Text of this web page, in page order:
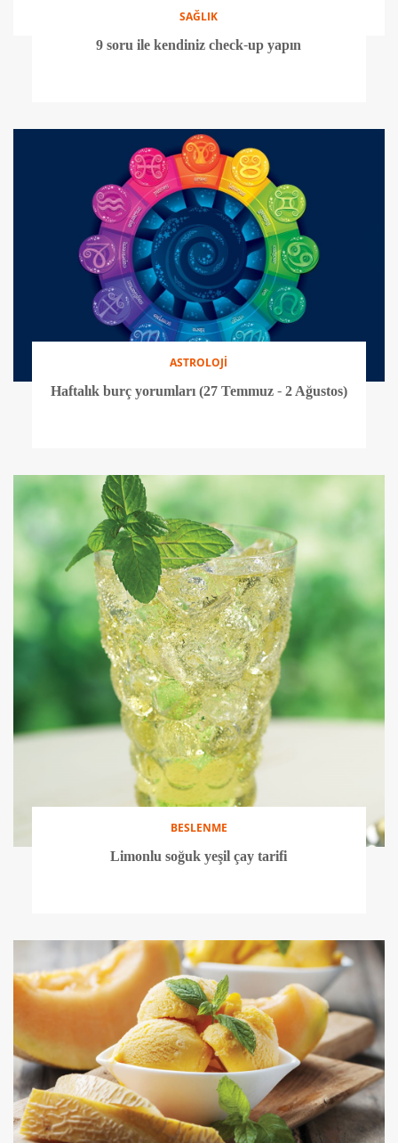
SAĞLIK
9 soru ile kendiniz check-up yapın
ASTROLOJİ
Haftalık burç yorumları (27 Temmuz - 2 Ağustos)
BESLENME
Limonlu soğuk yeşil çay tarifi